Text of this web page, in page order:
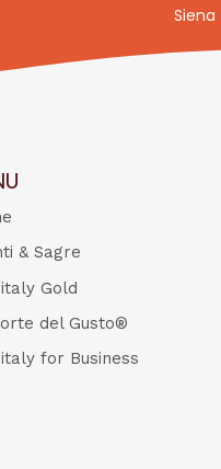
Siena
& Sagre
Gold
del Gusto®
for Business